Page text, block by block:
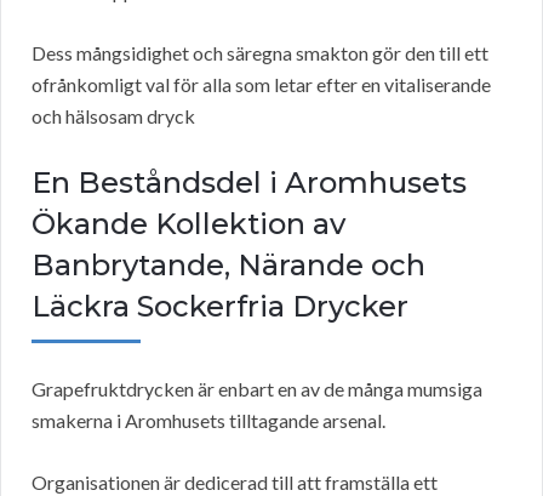
Dess mångsidighet och säregna smakton gör den till ett
ofrånkomligt val för alla som letar efter en vitaliserande
och hälsosam dryck
En Beståndsdel i Aromhusets
Ökande Kollektion av
Banbrytande, Närande och
Läckra Sockerfria Drycker
Grapefruktdrycken är enbart en av de många mumsiga
smakerna i Aromhusets tilltagande arsenal.
Organisationen är dedicerad till att framställa ett